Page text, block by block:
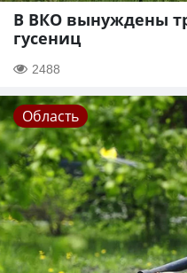
В ВКО вынуждены
гусениц
2488
Область